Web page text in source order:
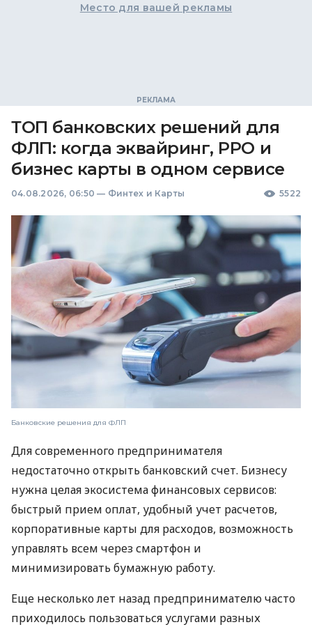
Место для вашей рекламы
ТОП банковских решений для
ФЛП: когда эквайринг, РРО и
бизнес карты в одном сервисе
04.08.2026, 06:50 — Финтех и Карты 5522
Банковские решения для ФЛП
Для современного предпринимателя
недостаточно открыть банковский счет. Бизнесу
нужна целая экосистема финансовых сервисов:
быстрый прием оплат, удобный учет расчетов,
корпоративные карты для расходов, возможность
управлять всем через смартфон и
минимизировать бумажную работу.
Еще несколько лет назад предпринимателю часто
приходилось пользоваться услугами разных